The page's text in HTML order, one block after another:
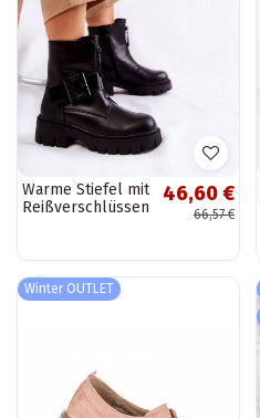
Warme Stiefel mit
Reißverschlüssen
46,60 €
66,57 €
Winter OUTLET